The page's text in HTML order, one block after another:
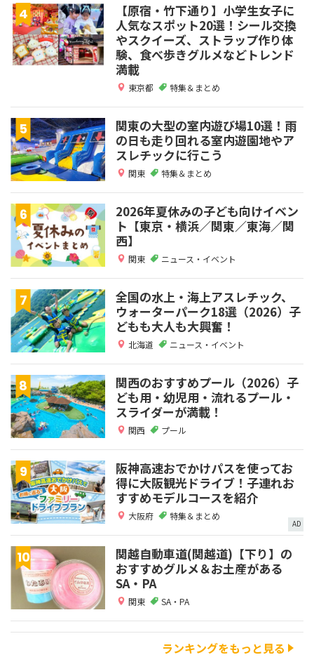
【原宿・竹下通り】小学生女子に
人気なスポット20選！シール交換
やスクイーズ、ストラップ作り体
験、食べ歩きグルメなどトレンド
満載
東京都 特集＆まとめ
関東の大型の室内遊び場10選！雨
の日も走り回れる室内遊園地やア
スレチックに行こう
関東 特集＆まとめ
2026年夏休みの子ども向けイベン
ト【東京・横浜／関東／東海／関
西】
関東 ニュース・イベント
全国の水上・海上アスレチック、
ウォーターパーク18選（2026）子
どもも大人も大興奮！
北海道 ニュース・イベント
関西のおすすめプール（2026）子
ども用・幼児用・流れるプール・
スライダーが満載！
関西 プール
阪神高速おでかけパスを使ってお
得に大阪観光ドライブ！子連れお
すすめモデルコースを紹介
大阪府 特集＆まとめ
AD
関越自動車道(関越道)【下り】の
おすすめグルメ＆お土産がある
SA・PA
関東 SA・PA
ランキングをもっと見る